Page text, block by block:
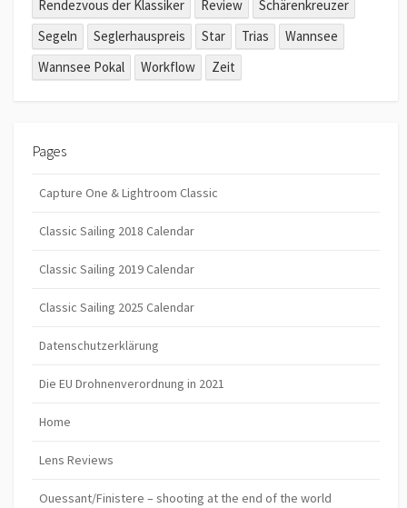
Rendezvous der Klassiker
Review
Schärenkreuzer
Segeln
Seglerhauspreis Star Trias
Wannsee
Wannsee Pokal
Workflow Zeit
Pages
Capture One & Lightroom Classic
Classic Sailing 2018 Calendar
Classic Sailing 2019 Calendar
Classic Sailing 2025 Calendar
Datenschutzerklärung
Die EU Drohnenverordnung in 2021
Home
Lens Reviews
Ouessant/Finistere – shooting at the end of the world